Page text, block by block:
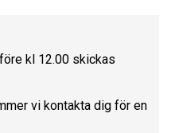
kl 12.00 skickas
vi kontakta dig för en